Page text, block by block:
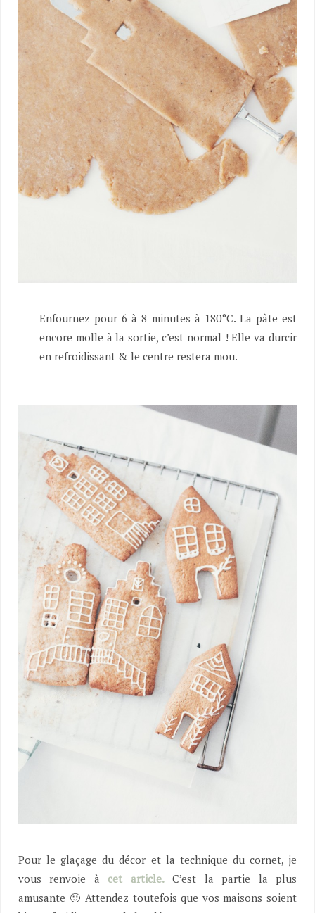
Enfournez pour 6 à 8 minutes à 180°C. La pâte est
encore molle à la sortie, c’est normal ! Elle va durcir
en refroidissant & le centre restera mou.
Pour le glaçage du décor et la technique du cornet, je
vous renvoie à cet article.C’est la partie la plus
amusante 🙂 Attendez toutefois que vos maisons soient